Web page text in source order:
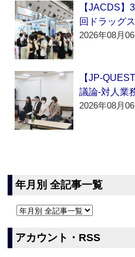
【JACDS】
回ドラッグ
2026年08月
【JP-
議論‐対人業
2026年08月
年月別 全記事一覧
アカウント・RSS